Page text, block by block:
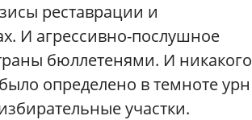
реставрации и
И агрессивно-послушное
бюллетенями. И никакого
определено в темноте урн
участки.